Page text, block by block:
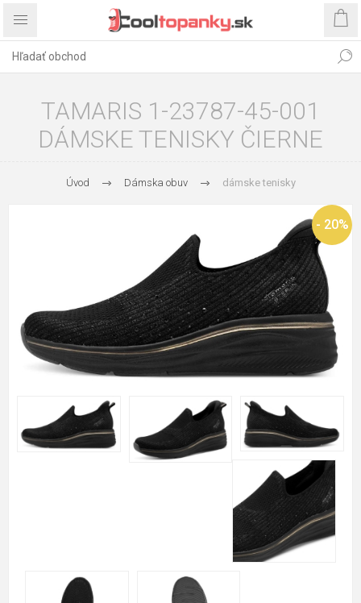
TAMARIS 1-23787-45-001
DÁMSKE TENISKY ČIERNE
Úvod Dámska obuv dámske tenisky
- 20%